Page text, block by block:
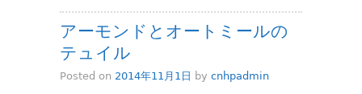
アーモンドとオートミールの
テュイル
Posted on 2014年11月1日 by cnhpadmin